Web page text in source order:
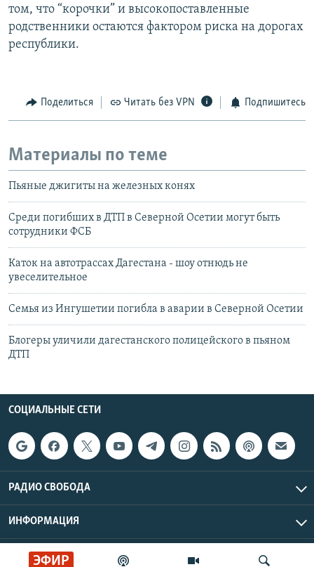
ЭФИР
том, что “корочки” и высокопоставленные
родственники остаются фактором риска на дорогах
республики.
Поделиться Читать без VPN Подпишитесь
Материалы по теме
Пьяные джигиты на железных конях
Среди погибших в ДТП в Северной Осетии могут быть
сотрудники ФСБ
Каток на автотрассах Дагестана - шоу отнюдь не
увеселительное
Семья из Ингушетии погибла в аварии в Северной Осетии
Блогеры уличили дагестанского полицейского в пьяном
ДТП
СОЦИАЛЬНЫЕ СЕТИ
РАДИО СВОБОДА
ИНФОРМАЦИЯ
Радио Свобода © 2026 RFE/RL, Inc. | Все права защищены.